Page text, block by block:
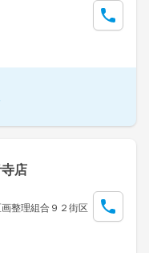
店
整理組合９２街区